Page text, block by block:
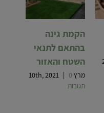
הקמת גינה
בהתאם לתנאי
השטח והאזור
מרץ 10th, 2021 | 0
תגובות